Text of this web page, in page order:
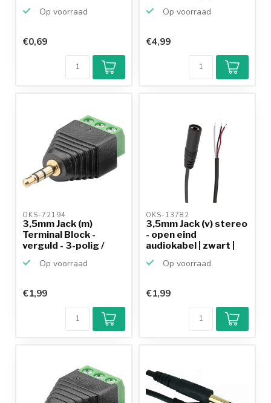
Op voorraad
€0,69
Op voorraad
€4,99
OKS-72194
3,5mm Jack (m)
Terminal Block -
verguld - 3-polig /
Op voorraad
€1,99
OKS-13782
3,5mm Jack (v) stereo
- open eind
audiokabel | zwart |
Op voorraad
€1,99